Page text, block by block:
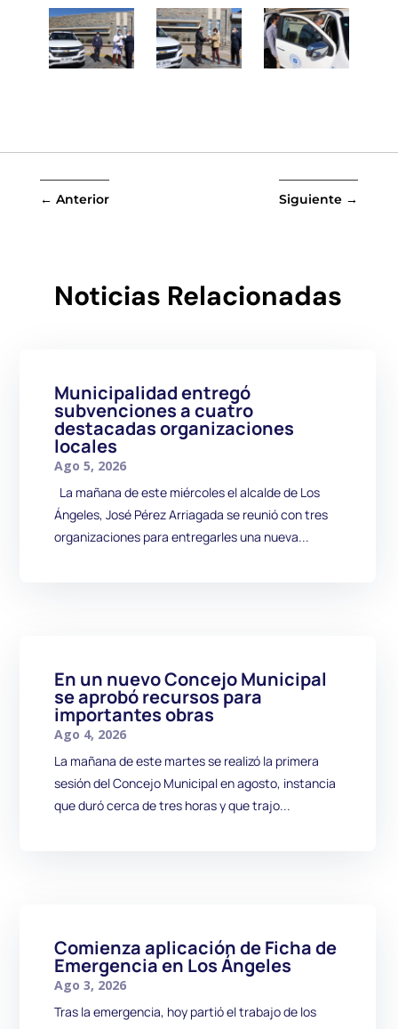
← Anterior Siguiente →
Noticias Relacionadas
Municipalidad entregó
subvenciones a cuatro
destacadas organizaciones
locales
Ago 5, 2026
La mañana de este miércoles el alcalde de Los
Ángeles, José Pérez Arriagada se reunió con tres
organizaciones para entregarles una nueva...
En un nuevo Concejo Municipal
se aprobó recursos para
importantes obras
Ago 4, 2026
La mañana de este martes se realizó la primera
sesión del Concejo Municipal en agosto, instancia
que duró cerca de tres horas y que trajo...
Comienza aplicación de Ficha de
Emergencia en Los Ángeles
Ago 3, 2026
Tras la emergencia, hoy partió el trabajo de los